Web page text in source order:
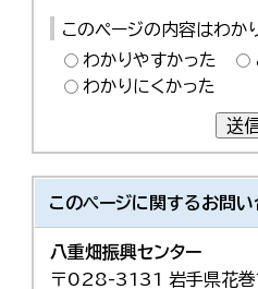
このページの内容はわか
わかりやすかった
わかりにくかった
送
このページに関するお問い
八重畑振興センター
〒028-3131 岩手県花巻